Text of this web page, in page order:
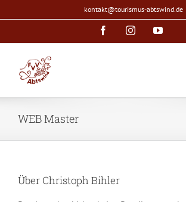
Inhalt
kontakt@tourismus-abtswind.de
FacebookInstagram
WEB Master
Über Christoph Bihler